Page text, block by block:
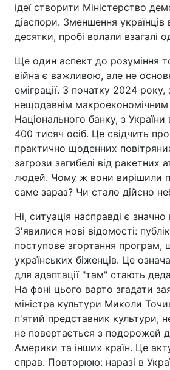
ідеї створити Міністерство
діаспори. Зменшення українців
десятки, пробі волали взагалі
Ще один аспект до розуміння
війна є важливою, але не
еміграції. З початку 2024 року,
нещодавнім макроекономічним
Національного банку, з України
400 тисяч осіб. Це свідчить
практично щоденних
загрози загибелі від ракетних
людей. Чому ж вони вирішили
саме зараз? Чи стало дійсно
Ні, ситуація насправді є
З'явилися нові відомості:
поступове згортання програм,
українських біженців. Це
для адаптації "там" стають
На фоні цього варто згадати
міністра культури Миколи
п'ятий представник культури,
не повертається з подорожей
Америки та інших країн. Це
справ. Повторюю: наразі в